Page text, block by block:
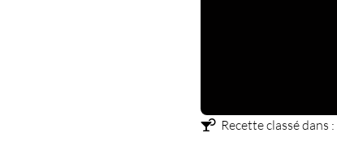
Recette classé dans :